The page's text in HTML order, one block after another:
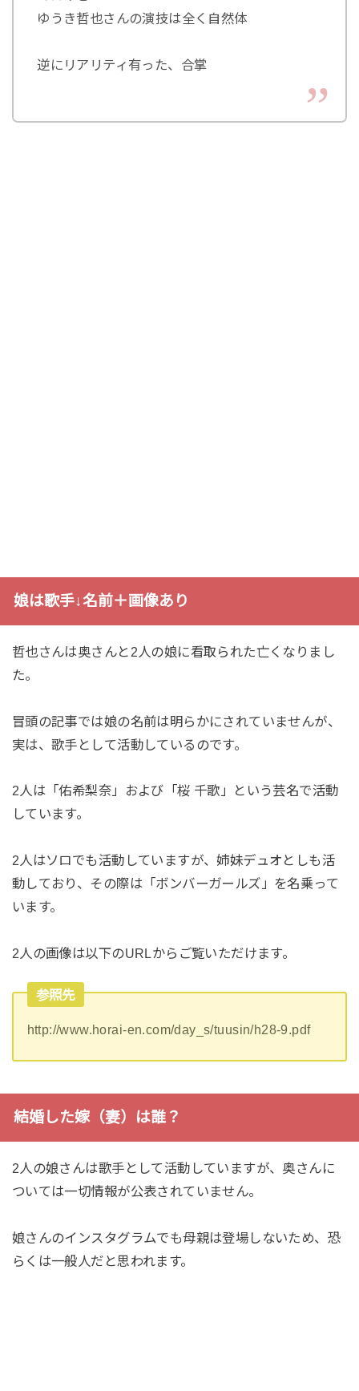
ゆうき哲也さんの演技は全く自然体
逆にリアリティ有った、合掌
娘は歌手↓名前＋画像あり
哲也さんは奥さんと2人の娘に看取られた亡くなりまし
た。
冒頭の記事では娘の名前は明らかにされていませんが、
実は、歌手として活動しているのです。
2人は「佑希梨奈」および「桜 千歌」という芸名で活動
しています。
2人はソロでも活動していますが、姉妹デュオとしも活
動しており、その際は「ボンバーガールズ」を名乗って
います。
2人の画像は以下のURLからご覧いただけます。
参照先
http://www.horai-en.com/day_s/tuusin/h28-9.pdf
結婚した嫁（妻）は誰？
2人の娘さんは歌手として活動していますが、奥さんに
ついては一切情報が公表されていません。
娘さんのインスタグラムでも母親は登場しないため、恐
らくは一般人だと思われます。